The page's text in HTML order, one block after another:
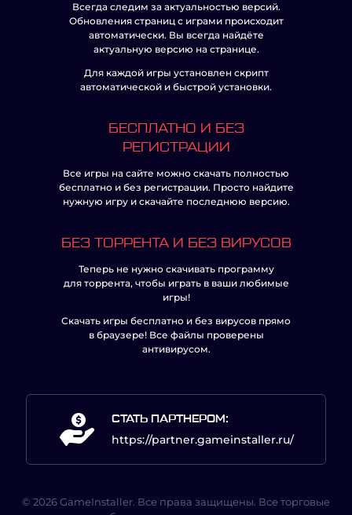
Всегда следим за актуальностью версий.
Обновления страниц с играми происходит
автоматически. Вы всегда найдёте
актуальную версию на странице.
Для каждой игры установлен скрипт
автоматической и быстрой установки.
БЕСПЛАТНО И БЕЗ
РЕГИСТРАЦИИ
Все игры на сайте можно скачать полностью
бесплатно и без регистрации. Просто найдите
нужную игру и скачайте последнюю версию.
БЕЗ ТОРРЕНТА И БЕЗ ВИРУСОВ
Теперь не нужно скачивать программу
для торрента, чтобы играть в ваши любимые
игры!
Скачать игры бесплатно и без вирусов прямо
в браузере! Все файлы проверены
антивирусом.
СТАТЬ ПАРТНЕРОМ:
https://partner.gameinstaller.ru/
© 2026 GameInstaller. Все права защищены. Все торговые